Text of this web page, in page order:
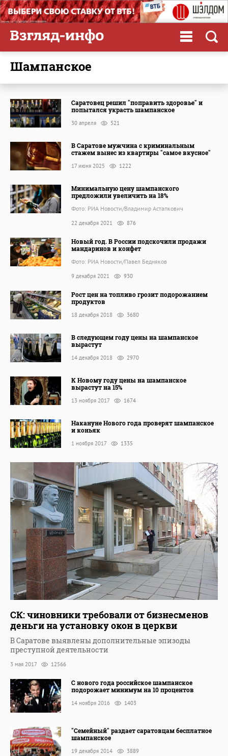
шампанское
Саратовец решил "поправить здоровье" и
попытался украсть шампанское
30 апреля 521
В Саратове мужчина с криминальным
стажем вынес из квартиры "самое вкусное"
17 июня 2025 1222
Минимальную цену шампанского
предложили увеличить на 18%
Фото: РИА Новости/Владимир Астапкович
22 декабря 2021 876
Новый год. В России подскочили продажи
мандаринов и конфет
Фото: РИА Новости/Павел Бедняков
9 декабря 2021 930
Рост цен на топливо грозит подорожанием
продуктов
18 декабря 2018 3680
В следующем году цены на шампанское
вырастут
14 декабря 2018 2970
К Новому году цены на шампанское
вырастут на 15%
13 ноября 2017 1674
Накануне Нового года проверят шампанское
и коньяк
1 ноября 2017 1335
СК: чиновники требовали от бизнесменов
деньги на установку окон в церкви
В Саратове выявлены дополнительные эпизоды
преступной деятельности
3 мая 2017 12566
С нового года российское шампанское
подорожает минимум на 10 процентов
14 ноября 2016 1403
"Семейный" раздает саратовцам бесплатное
шампанское
19 декабря 2014 3889